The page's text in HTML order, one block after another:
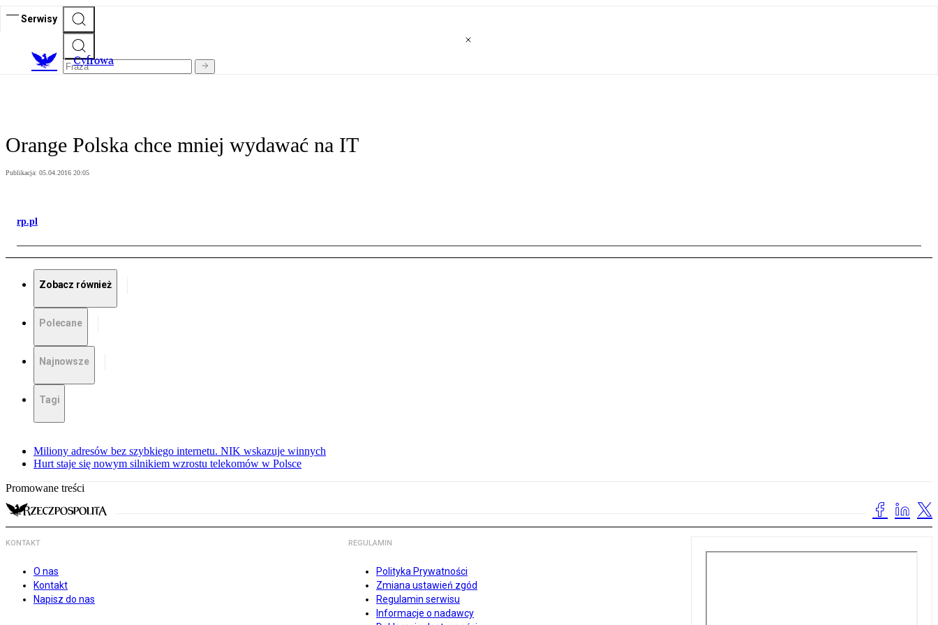
Serwisy
Cyfrowa
Orange Polska chce mniej wydawać na IT
Publikacja: 05.04.2016 20:05
rp.pl
Zobacz również
Polecane
Najnowsze
Tagi
Miliony adresów bez szybkiego internetu. NIK wskazuje winnych
Hurt staje się nowym silnikiem wzrostu telekomów w Polsce
Promowane treści
KONTAKT
O nas
Kontakt
Napisz do nas
REGULAMIN
Polityka Prywatności
Zmiana ustawień zgód
Regulamin serwisu
Informacje o nadawcy